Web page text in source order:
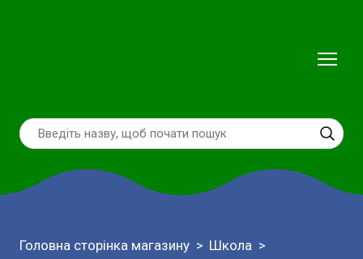
Головна сторінка магазину
Школа